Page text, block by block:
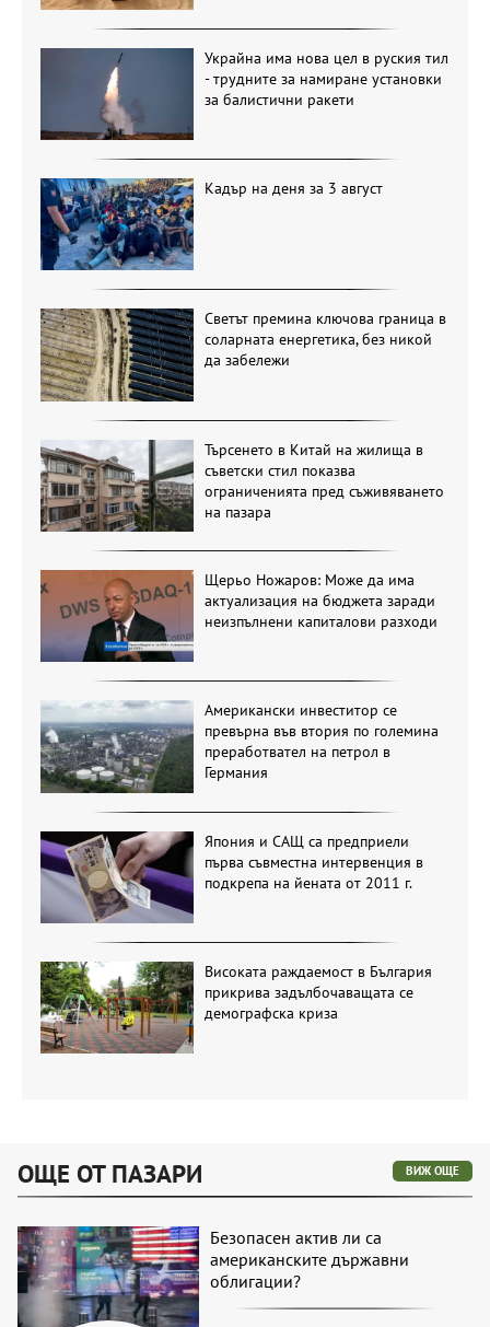
Украйна има нова цел в руския тил
- трудните за намиране установки
за балистични ракети
Кадър на деня за 3 август
Светът премина ключова граница в
соларната енергетика, без никой
да забележи
Търсенето в Китай на жилища в
съветски стил показва
ограниченията пред съживяването
на пазара
Щерьо Ножаров: Може да има
актуализация на бюджета заради
неизпълнени капиталови разходи
Американски инвеститор се
превърна във втория по големина
преработвател на петрол в
Германия
Япония и САЩ са предприели
първа съвместна интервенция в
подкрепа на йената от 2011 г.
Високата раждаемост в България
прикрива задълбочаващата се
демографска криза
ОЩЕ ОТ ПАЗАРИ ВИЖ ОЩЕ
Безопасен актив ли са
американските държавни
облигации?